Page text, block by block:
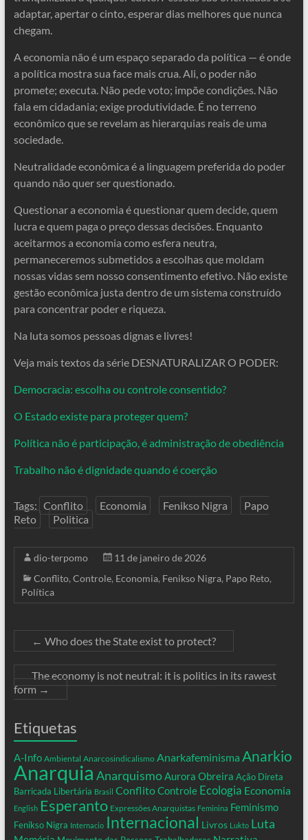
adaptar, apertar o cinto, esperar dias melhores que nunca
chegam.
A economia não é um espaço separado da política — é onde
a política mostra sua face mais crua. Ali, o poder não
promete; executa. Não pede voto; impõe condições. Não
fala em cidadania; exige produtividade. É no terreno
econômico que se revelam as hierarquias reais de uma
sociedade.
Neutralidade econômica é a linguagem preferida do poder
quando não quer ser questionado.
Questionar a economia é questionar quem decide, quem
lucra e quem paga o preço dessas decisões. Enquanto
aceitarmos a economia como esfera neutra,
permaneceremos submetidos a escolhas que moldam
nossas vidas sem nosso consentimento efetivo. Não existe
gestão econômica justa dentro de um sistema construído
para concentrar poder e riqueza.
Na luta somos pessoas dignas e livres!
Veja mais textos da série DESNATURALIZAR O PODER:
Democracia: escolha ou controle consentido?
O Estado existe para proteger quem?
Política não é participação, é administração de obediência
Trabalho não é dignidade quando é coerção
Tags: Conflito Economia Fenikso Nigra
Papo
Reto
Politica
dio-terpomo
11 de janeiro de 2026
Conflito, Controle, Economia, Fenikso Nigra, Papo Reto,
Política
← Who does the State exist to protect?
The economy is not neutral: it is politics in its rawest
form→
Etiquetas
A-Info Ambiental Anarcosindicalismo Anarkafeminisma Anarkio
Anarquia AnarquismoAurora Obreira Ação Direta
Barricada Libertária Brasil ConflitoControle Ecologia Economia
English Esperanto Expressões Anarquistas Feminina Feminismo
Fenikso Nigra Internacio Internacional Livros Lukto Luta